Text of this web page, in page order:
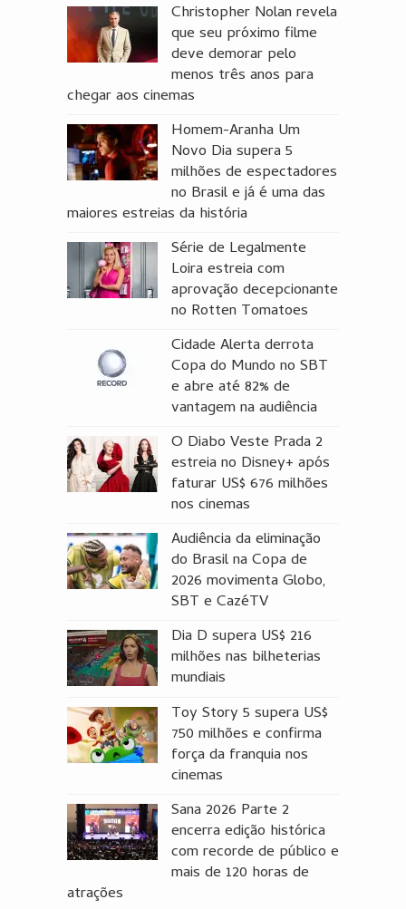
Christopher Nolan revela
que seu próximo filme
deve demorar pelo
menos três anos para
chegar aos cinemas
Homem-Aranha Um
Novo Dia supera 5
milhões de espectadores
no Brasil e já é uma das
maiores estreias da história
Série de Legalmente
Loira estreia com
aprovação decepcionante
no Rotten Tomatoes
Cidade Alerta derrota
Copa do Mundo no SBT
e abre até 82% de
vantagem na audiência
O Diabo Veste Prada 2
estreia no Disney+ após
faturar US$ 676 milhões
nos cinemas
Audiência da eliminação
do Brasil na Copa de
2026 movimenta Globo,
SBT e CazéTV
Dia D supera US$ 216
milhões nas bilheterias
mundiais
Toy Story 5 supera US$
750 milhões e confirma
força da franquia nos
cinemas
Sana 2026 Parte 2
encerra edição histórica
com recorde de público e
mais de 120 horas de
atrações